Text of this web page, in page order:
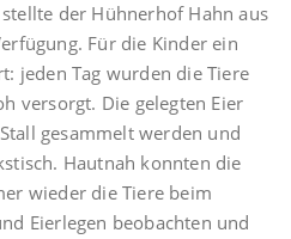
der Hühnerhof Hahn aus
Für die Kinder ein
jeden Tag wurden die Tiere
versorgt. Die gelegten Eier
gesammelt werden und
Hautnah konnten die
wieder die Tiere beim
Eierlegen beobachten und